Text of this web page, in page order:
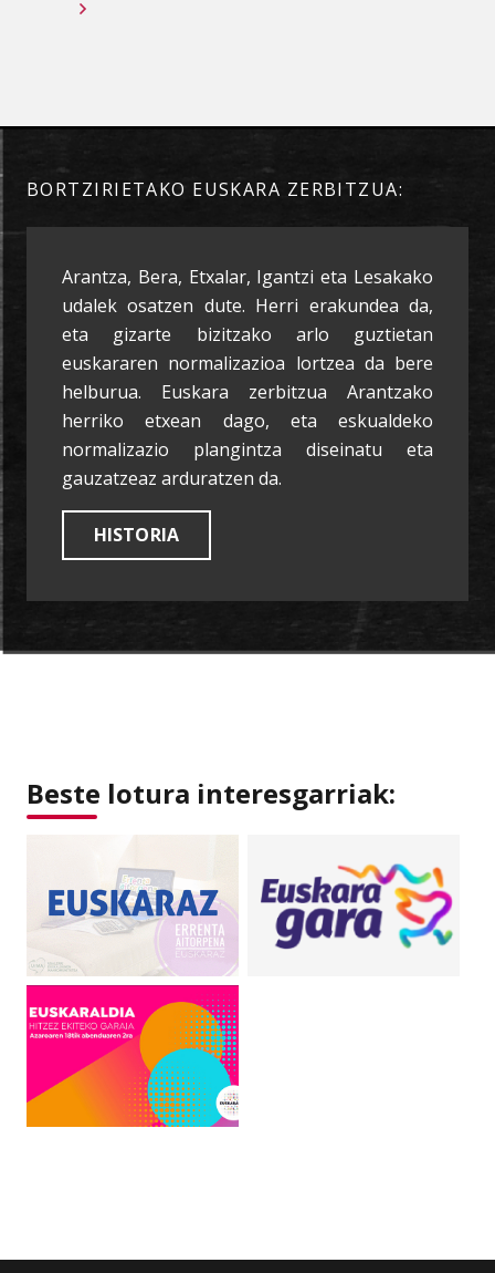
BORTZIRIETAKO EUSKARA ZERBITZUA:
Arantza, Bera, Etxalar, Igantzi eta Lesakako
udalek osatzen dute. Herri erakundea da,
eta gizarte bizitzako arlo guztietan
euskararen normalizazioa lortzea da bere
helburua. Euskara zerbitzua Arantzako
herriko etxean dago, eta eskualdeko
normalizazio plangintza diseinatu eta
gauzatzeaz arduratzen da.
HISTORIA
Beste lotura interesgarriak: